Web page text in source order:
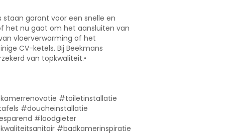
staan garant voor een snelle en
het nu gaat om het aansluiten van
vloerverwarming of het
CV-ketels. Bij Beekmans
van topkwaliteit.•
#toiletinstallatie
#doucheinstallatie
#loodgieter
#badkamerinspiratie